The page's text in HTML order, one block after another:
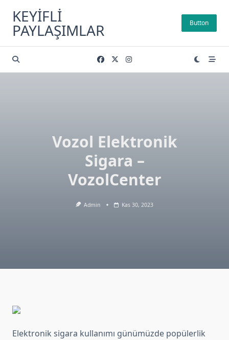
content
KEYIFLI
PAYLAŞIMLAR Button
Vozol Elektronik
Sigara –
VozolCenter
Admin Kas 30, 2023
Elektronik sigara kullanımı günümüzde popülerlik